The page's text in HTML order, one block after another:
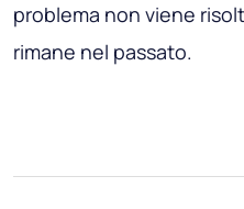
problema non viene
rimane nel passato.